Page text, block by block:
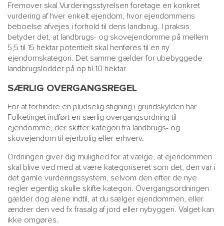
Fremover skal Vurderingsstyrelsen foretage en konkret
vurdering af hver enkelt ejendom, hvor ejendommens
beboelse afvejes i forhold til dens landbrug. I praksis
betyder det, at landbrugs- og skovejendomme på mellem
5,5 til 15 hektar potentielt skal henføres til en ny
ejendomskategori. Det samme gælder for ubebyggede
landbrugslodder på op til 10 hektar.
SÆRLIG OVERGANGSREGEL
For at forhindre en pludselig stigning i grundskylden har
Folketinget indført en særlig overgangsordning til
ejendomme, der skifter kategori fra landbrugs- og
skovejendom til ejerbolig eller erhverv.
Ordningen giver dig mulighed for at vælge, at ejendommen
skal blive ved med at være kategoriseret som det, den var i
det gamle vurderingssystem, selvom den efter de nye
regler egentlig skulle skifte kategori. Overgangsordningen
gælder dog alene indtil, at du sælger ejendommen, eller
ændrer den ved fx frasalg af jord eller nybyggeri. Valget kan
ikke omgøres.